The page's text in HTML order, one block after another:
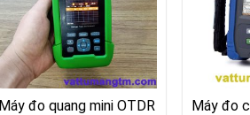
Máy đo quang mini OTDR
Máy đo